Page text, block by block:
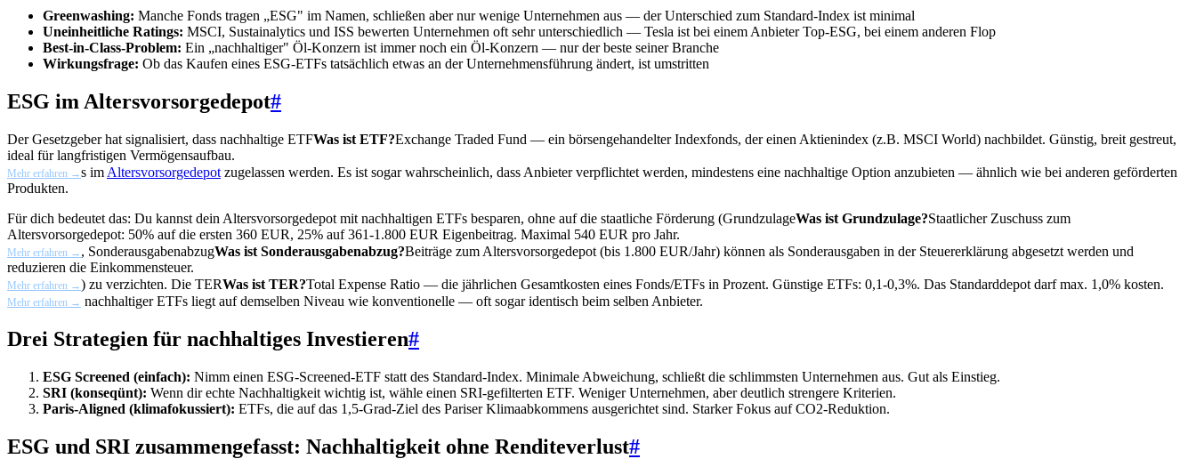
Greenwashing: Manche Fonds tragen „ESG" im Namen, schließen aber nur wenige Unternehmen aus — der Unterschied zum Standard-Index ist minimal
Uneinheitliche Ratings: MSCI, Sustainalytics und ISS bewerten Unternehmen oft sehr unterschiedlich — Tesla ist bei einem Anbieter Top-ESG, bei einem anderen Flop
Best-in-Class-Problem: Ein „nachhaltiger" Öl-Konzern ist immer noch ein Öl-Konzern — nur der beste seiner Branche
Wirkungsfrage: Ob das Kaufen eines ESG-ETFs tatsächlich etwas an der Unternehmensführung ändert, ist umstritten
ESG im Altersvorsorgedepot#
Der Gesetzgeber hat signalisiert, dass nachhaltige ETFWas ist ETF?Exchange Traded Fund — ein börsengehandelter Indexfonds, der einen Aktienindex (z.B. MSCI World) nachbildet. Günstig, breit gestreut,
ideal für langfristigen Vermögensaufbau.
Mehr erfahren →s im Altersvorsorgedepot zugelassen werden. Es ist sogar wahrscheinlich, dass Anbieter verpflichtet werden, mindestens eine nachhaltige Option anzubieten — ähnlich wie bei anderen geförderten
Produkten.
Für dich bedeutet das: Du kannst dein Altersvorsorgedepot mit nachhaltigen ETFs besparen, ohne auf die staatliche Förderung (GrundzulageWas ist Grundzulage?Staatlicher Zuschuss zum
Altersvorsorgedepot: 50% auf die ersten 360 EUR, 25% auf 361-1.800 EUR Eigenbeitrag. Maximal 540 EUR pro Jahr.
Mehr erfahren → , SonderausgabenabzugWas ist Sonderausgabenabzug?Beiträge zum Altersvorsorgedepot (bis 1.800 EUR/Jahr) können als Sonderausgaben in der Steuererklärung abgesetzt werden und
reduzieren die Einkommensteuer.
Mehr erfahren →) zu verzichten. Die TERWas ist TER?Total Expense Ratio — die jährlichen Gesamtkosten eines Fonds/ETFs in Prozent. Günstige ETFs: 0,1-0,3%. Das Standarddepot darf max. 1,0% kosten.
Mehr erfahren → nachhaltiger ETFs liegt auf demselben Niveau wie konventionelle — oft sogar identisch beim selben Anbieter.
Drei Strategien für nachhaltiges Investieren#
ESG Screened (einfach): Nimm einen ESG-Screened-ETF statt des Standard-Index. Minimale Abweichung, schließt die schlimmsten Unternehmen aus. Gut als Einstieg.
SRI (konseqünt): Wenn dir echte Nachhaltigkeit wichtig ist, wähle einen SRI-gefilterten ETF. Weniger Unternehmen, aber deutlich strengere Kriterien.
Paris-Aligned (klimafokussiert): ETFs, die auf das 1,5-Grad-Ziel des Pariser Klimaabkommens ausgerichtet sind. Starker Fokus auf CO2-Reduktion.
ESG und SRI zusammengefasst: Nachhaltigkeit ohne Renditeverlust#